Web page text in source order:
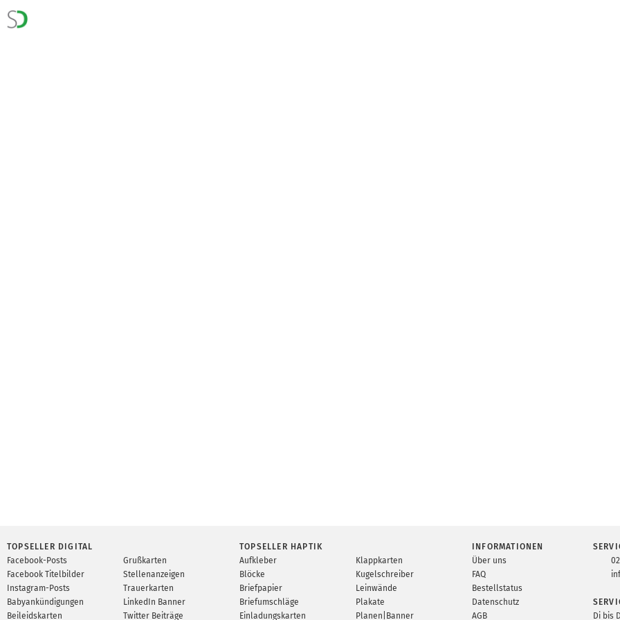
TOPSELLER DIGITAL
Facebook-Posts
Facebook Titelbilder
Instagram-Posts
Babyankündigungen
Beileidskarten
Grußkarten
Stellenanzeigen
Trauerkarten
LinkedIn Banner
Twitter Beiträge
TOPSELLER HAPTIK
Aufkleber
Blöcke
Briefpapier
Briefumschläge
Einladungskarten
Klappkarten
Kugelschreiber
Leinwände
Plakate
Planen|Banner
INFORMATIONEN
Über uns
FAQ
Bestellstatus
Datenschutz
AGB
Di bis